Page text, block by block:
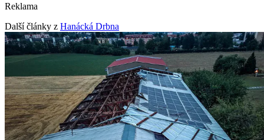
Reklama
Další články z Hanácká Drbna